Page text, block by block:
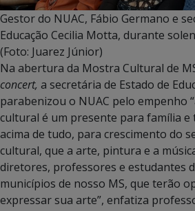
Gestor do NUAC, Fábio Germano e
Educação Cecilia Motta, durante
(Foto: Juarez Júnior)
Na abertura da Mostra Cultural de
concert, a secretária de Estado de
parabenizou o NUAC pelo empenho
cultural é um presente para família e
acima de tudo, para crescimento do
cultural, que a arte, pintura e a
diretores, professores e estudantes
municípios de nosso MS, que terão
expressar sua arte”, enfatiza